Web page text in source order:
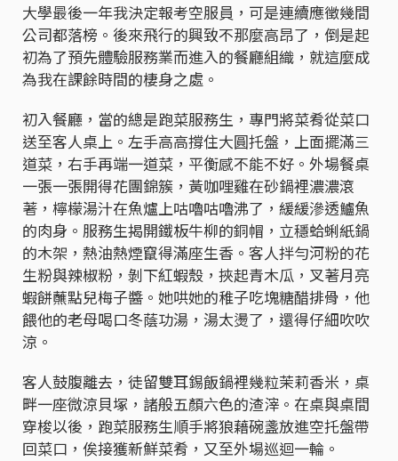
大學最後一年我決定報考空服員，可是連續應徵幾間
公司都落榜。後來飛行的興致不那麼高昂了，倒是起
初為了預先體驗服務業而進入的餐廳組織，就這麼成
為我在課餘時間的棲身之處。
初入餐廳，當的總是跑菜服務生，專門將菜肴從菜口
送至客人桌上。左手高高撐住大圓托盤，上面擺滿三
道菜，右手再端一道菜，平衡感不能不好。外場餐桌
一張一張開得花團錦簇，黃咖哩雞在砂鍋裡濃濃滾
著，檸檬湯汁在魚爐上咕嚕咕嚕沸了，緩緩滲透鱸魚
的肉身。服務生揭開鐵板牛柳的銅帽，立穩蛤蜊紙鍋
的木架，熱油熱煙竄得滿座生香。客人拌勻河粉的花
生粉與辣椒粉，剝下紅蝦殼，挾起青木瓜，叉著月亮
蝦餅蘸點兒梅子醬。她哄她的稚子吃塊糖醋排骨，他
餵他的老母喝口冬蔭功湯，湯太燙了，還得仔細吹吹
涼。
客人鼓腹離去，徒留雙耳錫飯鍋裡幾粒茉莉香米，桌
畔一座微涼貝塚，諸般五顏六色的渣滓。在桌與桌間
穿梭以後，跑菜服務生順手將狼藉碗盞放進空托盤帶
回菜口，俟接獲新鮮菜肴，又至外場巡迴一輪。